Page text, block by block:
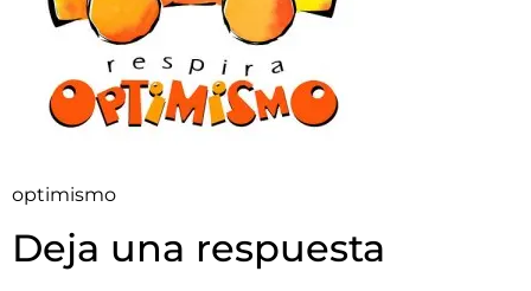
optimismo
Deja una respuesta